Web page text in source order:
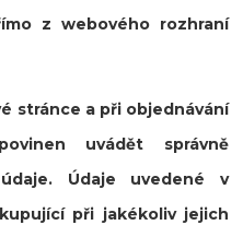
z webového rozhraní
stránce a při objednávání
uvádět správně
Údaje uvedené v
při jakékoliv jejich